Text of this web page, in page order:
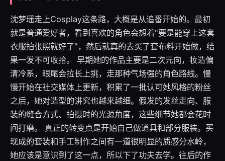
沈梦瑶走上Cosplay这条路，大概是从追番开始的。最初
就是普通爱好者，看到喜欢的角色会想着"要是能穿上这套
衣服拍张照就好了"，然后就真的去买了套布料开始做，结
果一发不可收拾。 早期她的作品主要是二次元向，妆造偏
清冷系，眼尾会拉长上挑，走那种气场强的角色路线。慢
慢开始在社交媒体上更新，积累了一批认可她风格的粉丝
之后，她对造型的讲究也越来越细。假发的发丝走向、服
装的缝合方式、拍摄时的光源角度，这些细节她都会花时
间打磨。 真正的转变点是开始自己做道具和部分服装。买
现成的套装和手工制作之间有一道很明显的质感分水岭，
她应该是意识到了这一点，所以下了功夫去学。往后的作